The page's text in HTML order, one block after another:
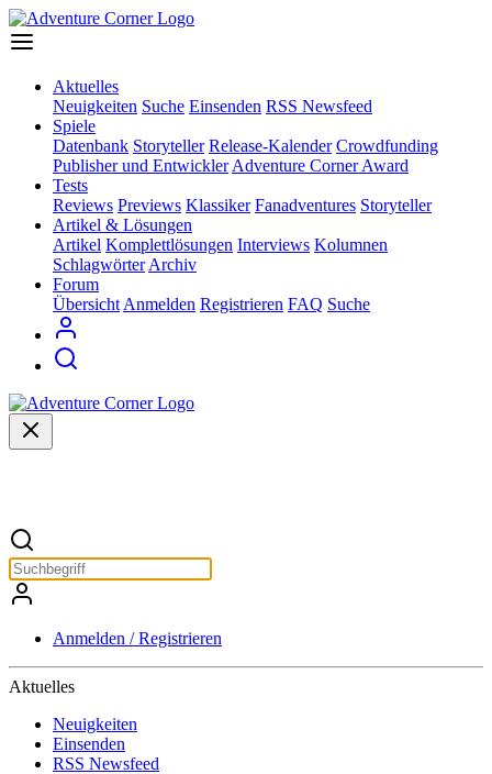
Aktuelles
Neuigkeiten Suche Einsenden RSS Newsfeed
Spiele
Datenbank Storyteller Release-Kalender Crowdfunding
Publisher und Entwickler Adventure Corner Award
Tests
Reviews Previews Klassiker Fanadventures Storyteller
Artikel & Lösungen
Artikel Komplettlösungen Interviews Kolumnen
Schlagwörter Archiv
Forum
Übersicht Anmelden Registrieren FAQ Suche
Anmelden / Registrieren
Aktuelles
Neuigkeiten
Einsenden
RSS Newsfeed